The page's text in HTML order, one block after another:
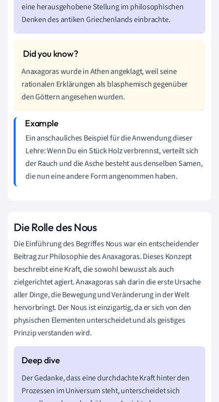
eine herausgehobene Stellung im philosophischen
Denken des antiken Griechenlands einbrachte.
Anaxagoras wurde in Athen angeklagt, weil seine
rationalen Erklärungen als blasphemisch gegenüber
den Göttern angesehen wurden.
Ein anschauliches Beispiel für die Anwendung dieser
Lehre: Wenn Du ein Stück Holz verbrennst, verteilt sich
der Rauch und die Asche besteht aus denselben Samen,
die nun eine andere Form angenommen haben.
Die Rolle des Nous
Die Einführung des Begriffes Nous war ein entscheidender
Beitrag zur Philosophie des Anaxagoras. Dieses Konzept
beschreibt eine Kraft, die sowohl bewusst als auch
zielgerichtet agiert. Anaxagoras sah darin die erste Ursache
aller Dinge, die Bewegung und Veränderung in der Welt
hervorbringt. Der Nous ist einzigartig, da er sich von den
physischen Elementen unterscheidet und als geistiges
Prinzip verstanden wird.
Der Gedanke, dass eine durchdachte Kraft hinter den
Prozessen im Universum steht, unterscheidet sich